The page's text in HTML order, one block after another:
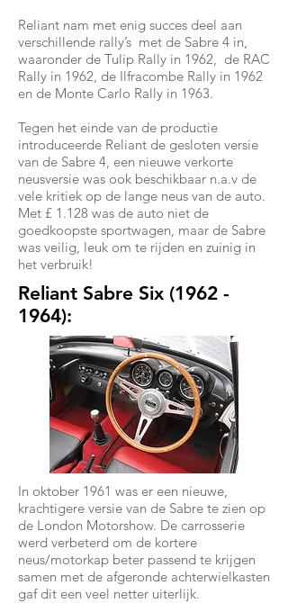
Reliant nam met enig succes deel aan
verschillende rally’s met de Sabre 4 in,
waaronder de Tulip Rally in 1962, de RAC
Rally in 1962, de Ilfracombe Rally in 1962
en de Monte Carlo Rally in 1963.
Tegen het einde van de productie
introduceerde Reliant de gesloten versie
van de Sabre 4, een nieuwe verkorte
neusversie was ook beschikbaar n.a.v de
vele kritiek op de lange neus van de auto.
Met £ 1.128 was de auto niet de
goedkoopste sportwagen, maar de Sabre
was veilig, leuk om te rijden en zuinig in
het verbruik!
Reliant Sabre Six (1962 -
1964):
In oktober 1961 was er een nieuwe,
krachtigere versie van de Sabre te zien op
de London Motorshow. De carrosserie
werd verbeterd om de kortere
neus/motorkap beter passend te krijgen
samen met de afgeronde achterwielkasten
gaf dit een veel netter uiterlijk.